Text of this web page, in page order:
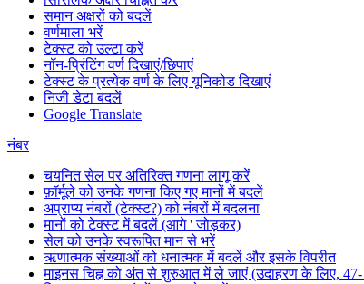
समान अक्षरों को बदलें
वर्णमाला भरें
टेक्स्ट को उल्टा करें
नॉन-प्रिंटिंग वर्ण दिखाएं/छिपाएं
टेक्स्ट के प्रत्येक वर्ण के लिए यूनिकोड दिखाएं
निजी डेटा बदलें
Google Translate
नंबर
चयनित सेल पर अतिरिक्त गणना लागू करें
फ़ॉर्मूले को उनके गणना किए गए मानों में बदलें
अप्राप्य नंबरों (टेक्स्ट?) को नंबरों में बदलना
मानों को टेक्स्ट में बदलें (आगे ' जोड़कर)
सेल को उनके स्वरूपित मान से भरें
ऋणात्मक संख्याओं को धनात्मक में बदलें और इसके विपरीत
माइनस चिह्न को अंत से शुरुआत में ले जाएं (उदाहरण के लिए,